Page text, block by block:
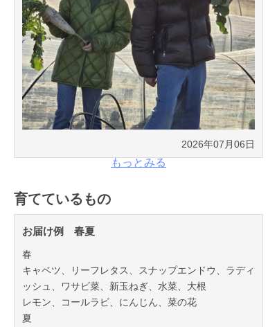
2026年07月06日
もっとみる
育てているもの
お届け例 春夏
春
キャベツ、リーフレタス、スナップエンドウ、ラディ
ッシュ、ワサビ菜、新玉ねぎ、水菜、大根
レモン、コールラビ、にんじん、菜の花
夏